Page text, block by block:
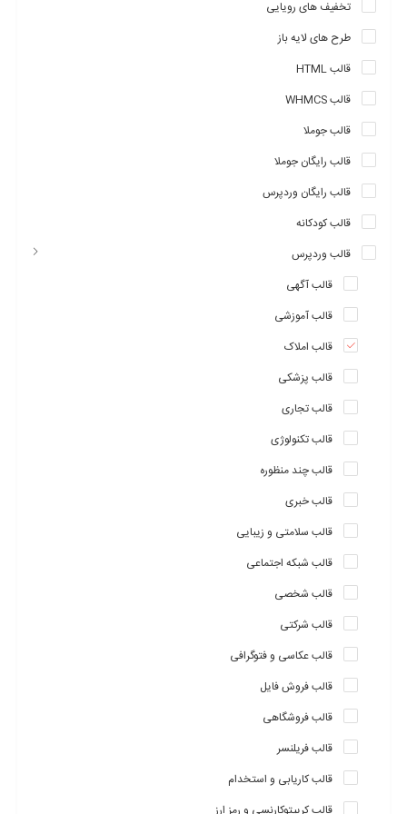
تخفیف های رویایی
طرح های لایه باز
قالب HTML
قالب WHMCS
قالب جوملا
قالب رایگان جوملا
قالب رایگان وردپرس
قالب کودکانه
قالب وردپرس
قالب آگهی
قالب آموزشی
قالب املاک
قالب پزشکی
قالب تجاری
قالب تکنولوژی
قالب چند منظوره
قالب خبری
قالب سلامتی و زیبایی
قالب شبکه اجتماعی
قالب شخصی
قالب شرکتی
قالب عکاسی و فتوگرافی
قالب فروش فایل
قالب فروشگاهی
قالب فریلنسر
قالب کاریابی و استخدام